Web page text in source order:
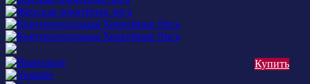
Купить